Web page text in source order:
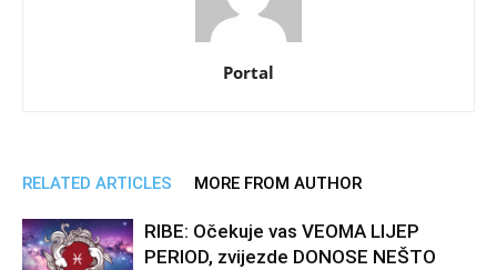
Portal
RELATED ARTICLES MORE FROM AUTHOR
RIBE: Očekuje vas VEOMA LIJEP
PERIOD, zvijezde DONOSE NEŠTO